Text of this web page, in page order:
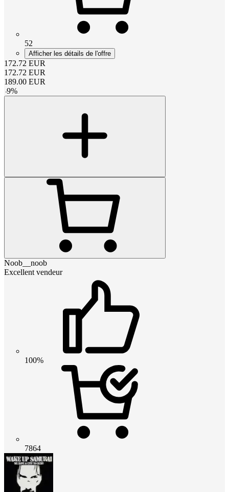
52
Afficher les détails de l'offre
172.72 EUR
172.72 EUR
189.00 EUR
-9%
Noob__noob
Excellent vendeur
100%
7864